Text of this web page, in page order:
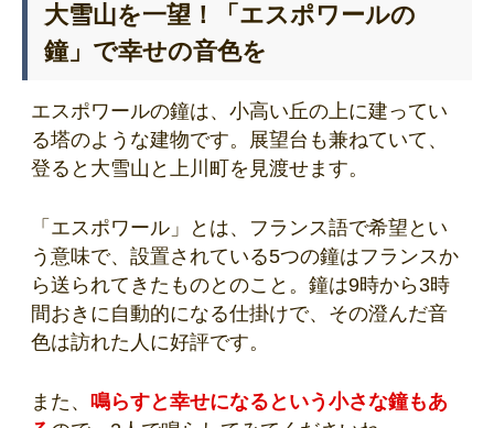
大雪山を一望！「エスポワールの
鐘」で幸せの音色を
エスポワールの鐘は、小高い丘の上に建ってい
る塔のような建物です。展望台も兼ねていて、
登ると大雪山と上川町を見渡せます。
「エスポワール」とは、フランス語で希望とい
う意味で、設置されている5つの鐘はフランスか
ら送られてきたものとのこと。鐘は9時から3時
間おきに自動的になる仕掛けで、その澄んだ音
色は訪れた人に好評です。
また、 鳴らすと幸せになるという小さな鐘もあ